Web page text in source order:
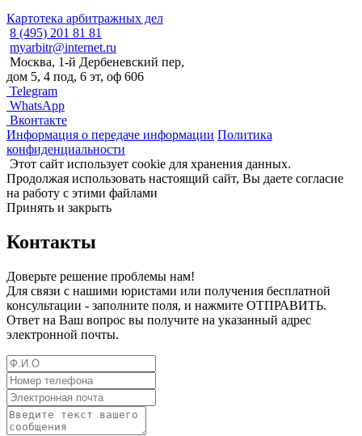
Картотека арбитражных дел
8 (495) 201 81 81
myarbitr@internet.ru
Москва, 1-й Дербеневский пер,
дом 5, 4 под, 6 эт, оф 606
Telegram
WhatsApp
Вконтакте
Информация о передаче информации Политика
конфиденциальности
Этот сайт использует cookie для хранения данных.
Продолжая использовать настоящий сайт, Вы даете согласие
на работу с этими файлами
Принять и закрыть
Контакты
Доверьте решение проблемы нам!
Для связи с нашими юристами или получения бесплатной
консультации - заполните поля, и нажмите ОТПРАВИТЬ.
Ответ на Ваш вопрос вы получите на указанный адрес
электронной почты.